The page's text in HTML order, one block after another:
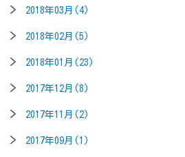
2018年03月(4)
2018年02月(5)
2018年01月(23)
2017年12月(8)
2017年11月(2)
2017年09月(1)